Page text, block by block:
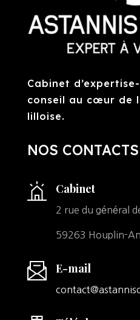
Cabinet
conseil au cœur de
lilloise.
NOS CONTACTS
Cabinet
2 rue du général
59263 Houplin-
E-mail